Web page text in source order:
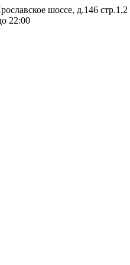
шоссе, д.146 стр.1,2
22:00